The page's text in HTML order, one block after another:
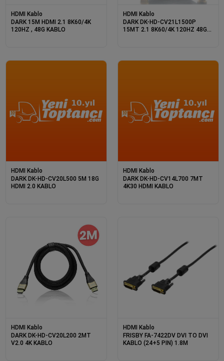
HDMI Kablo
DARK 15M HDMI 2.1 8K60/4K
120HZ , 48G KABLO
HDMI Kablo
DARK DK-HD-CV21L1500P
15MT 2.1 8K60/4K 120HZ 48G
HDMI Kablo
DARK DK-HD-CV20L500 5M 18G
HDMI 2.0 KABLO
HDMI Kablo
DARK DK-HD-CV14L700 7MT
4K30 HDMI KABLO
HDMI Kablo
DARK DK-HD-CV20L200 2MT
V2.0 4K KABLO
HDMI Kablo
FRISBY FA-7422DV DVI TO DVI
KABLO (24+5 PIN) 1.8M